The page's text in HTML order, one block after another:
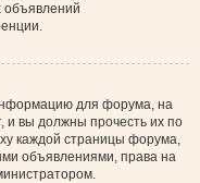
объявлений
для форума, на
и вы должны прочесть их по
каждой страницы форума,
объявлениями, права на